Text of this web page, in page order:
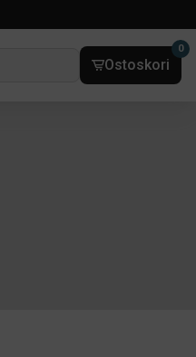
Ostoskori
0